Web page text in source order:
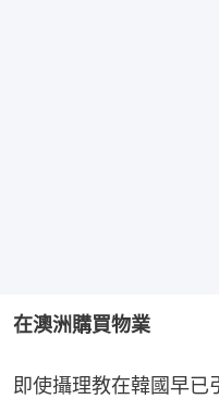
在澳洲購買物業
即使攝理教在韓國早已